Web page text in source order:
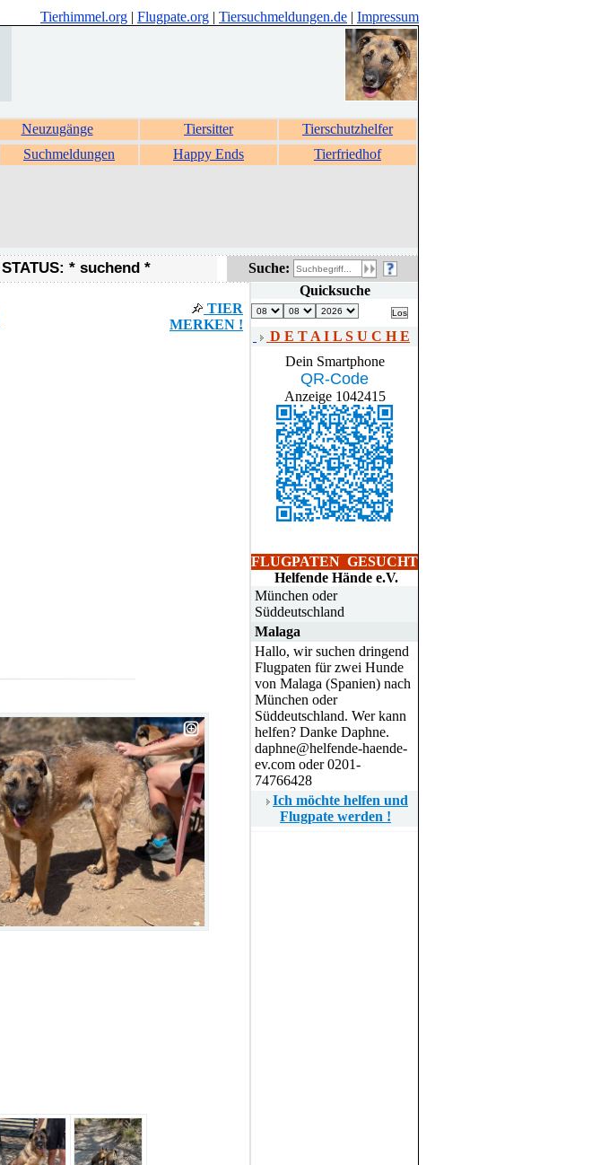
Tierhimmel.org | Flugpate.org | Tiersuchmeldungen.de | Impressum
Neuzugänge Tiersitter
Tierschutzhelfer
Suchmeldungen Happy Ends Tierfriedhof
STATUS: * suchend * Suche:
TIER
MERKEN !
Quicksuche
D E T A I L S U C H E
Dein Smartphone
QR-Code
Anzeige 1042415
FLUGPATEN GESUCHT
Helfende Hände e.V.
München oder
Süddeutschland
Malaga
Hallo, wir suchen dringend
Flugpaten für zwei Hunde
von Malaga (Spanien) nach
München oder
Süddeutschland. Wer kann
helfen? Danke Daphne.
daphne@helfende-haende-
ev.com oder 0201-
74766428
Ich möchte helfen und
Flugpate werden !